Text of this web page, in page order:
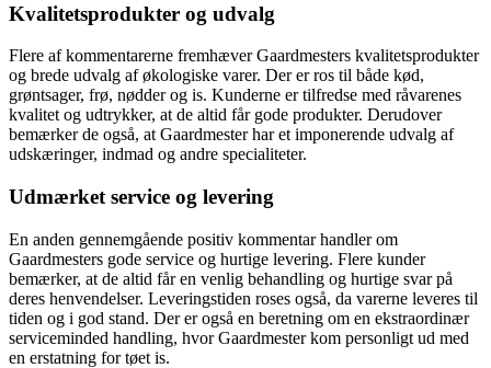
Kvalitetsprodukter og udvalg
Flere af kommentarerne fremhæver Gaardmesters kvalitetsprodukter
og brede udvalg af økologiske varer. Der er ros til både kød,
grøntsager, frø, nødder og is. Kunderne er tilfredse med råvarenes
kvalitet og udtrykker, at de altid får gode produkter. Derudover
bemærker de også, at Gaardmester har et imponerende udvalg af
udskæringer, indmad og andre specialiteter.
Udmærket service og levering
En anden gennemgående positiv kommentar handler om
Gaardmesters gode service og hurtige levering. Flere kunder
bemærker, at de altid får en venlig behandling og hurtige svar på
deres henvendelser. Leveringstiden roses også, da varerne leveres til
tiden og i god stand. Der er også en beretning om en ekstraordinær
serviceminded handling, hvor Gaardmester kom personligt ud med
en erstatning for tøet is.